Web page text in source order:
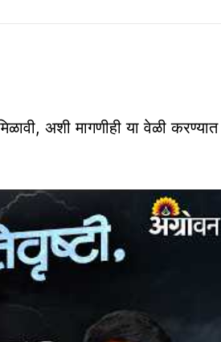
अशी मागणीही या वेळी करण्यात